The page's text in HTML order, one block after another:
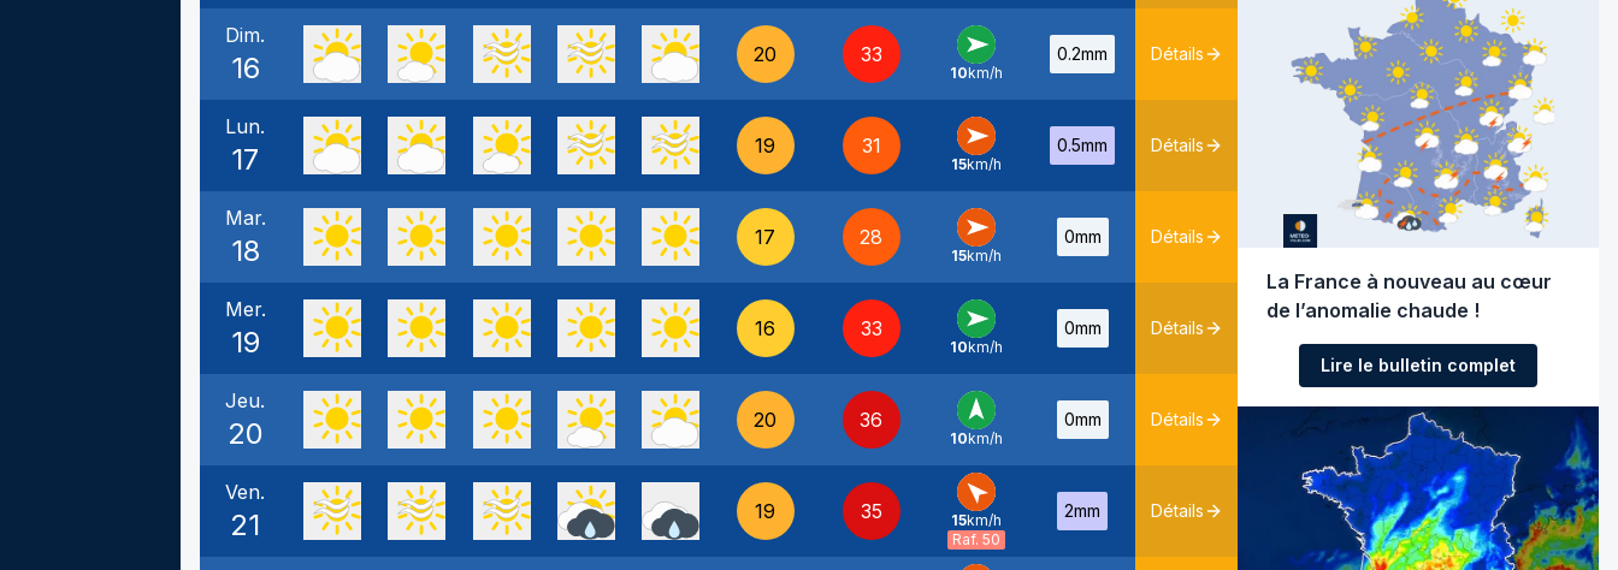
Dim.
16 20 33
O -
10km/h
0.2mm Détails
Lun.
17 19 31
O -
15km/h
0.5mm Détails
Mar.
18 17 28
O -
15km/h
0mm Détails
Mer.
19 16 33
O -
10km/h
0mm Détails
Jeu.
20 20 36
S -
10km/h
0mm Détails
Ven.
21 19 35
SE -
15km/h
Raf. 50
2mm Détails
La France à nouveau au cœur
de l’anomalie chaude !
Lire le bulletin complet